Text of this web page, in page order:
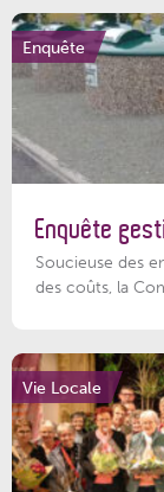
Enquête
Enquête
Soucieuse des
des coûts, la
Vie Locale